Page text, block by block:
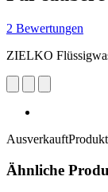
2 Bewertungen
ZIELKO
Ausverkauft
Ähnliche